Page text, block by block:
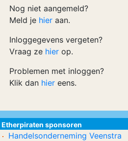
Nog niet aangemeld?
Meld je hier aan.
Inloggegevens vergeten?
Vraag ze hier op.
Problemen met inloggen?
Klik dan hier eens.
Etherpiraten sponsoren
Handelsonderneming Veenstra